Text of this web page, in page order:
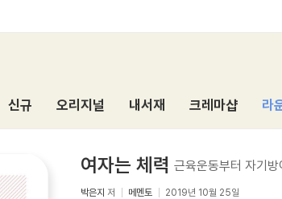
신규 오리지널 내서재 크레마샵 라
여자는 체력 근육운동부터 자기
박은지 저 메멘토 2019년 10월 25일